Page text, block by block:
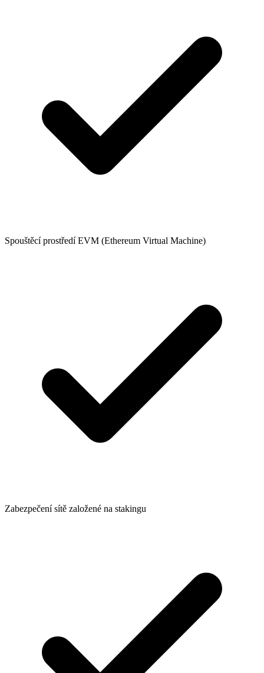
Spouštěcí prostředí EVM (Ethereum Virtual Machine)
Zabezpečení sítě založené na stakingu